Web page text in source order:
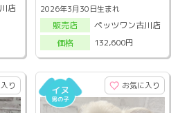
店
2026年3月30日生まれ
販売店
ペッツワン古川店
価格
132,600円
り お気に入り